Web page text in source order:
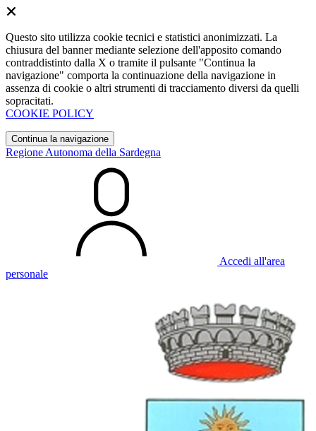
Questo sito utilizza cookie tecnici e statistici anonimizzati. La
chiusura del banner mediante selezione dell'apposito comando
contraddistinto dalla X o tramite il pulsante "Continua la
navigazione" comporta la continuazione della navigazione in
assenza di cookie o altri strumenti di tracciamento diversi da quelli
sopracitati.
COOKIE POLICY
Continua la navigazione
Regione Autonoma della Sardegna
Accedi all'area
personale